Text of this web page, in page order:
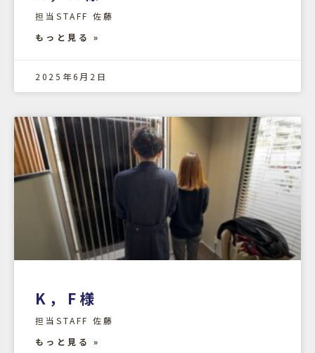
担当STAFF 佐藤
もっと見る »
2025年6月2日
K，F様
担当STAFF 佐藤
もっと見る »